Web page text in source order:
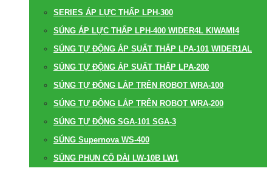
SERIES ÁP LỰC THẤP LPH-300
SÚNG ÁP LỰC THẤP LPH-400 WIDER4L KIWAMI4
SÚNG TỰ ĐỘNG ÁP SUẤT THẤP LPA-101 WIDER1AL
SÚNG TỰ ĐỘNG ÁP SUẤT THẤP LPA-200
SÚNG TỰ ĐỘNG LẮP TRÊN ROBOT WRA-100
SÚNG TỰ ĐỘNG LẮP TRÊN ROBOT WRA-200
SÚNG TỰ ĐỘNG SGA-101 SGA-3
SÚNG Supernova WS-400
SÚNG PHUN CỔ DÀI LW-10B LW1